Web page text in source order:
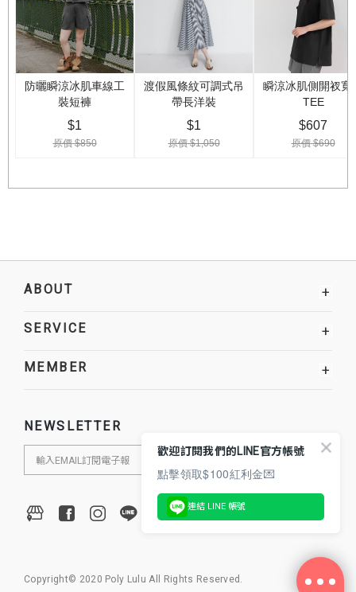
ABOUT +
SERVICE +
MEMBER +
NEWSLETTER
Copyright© 2020 Poly Lulu All Rights Reserved.
歡迎訂閱我們的LINE官方帳號
點擊領取$100紅利金💌
連結 LINE 帳號